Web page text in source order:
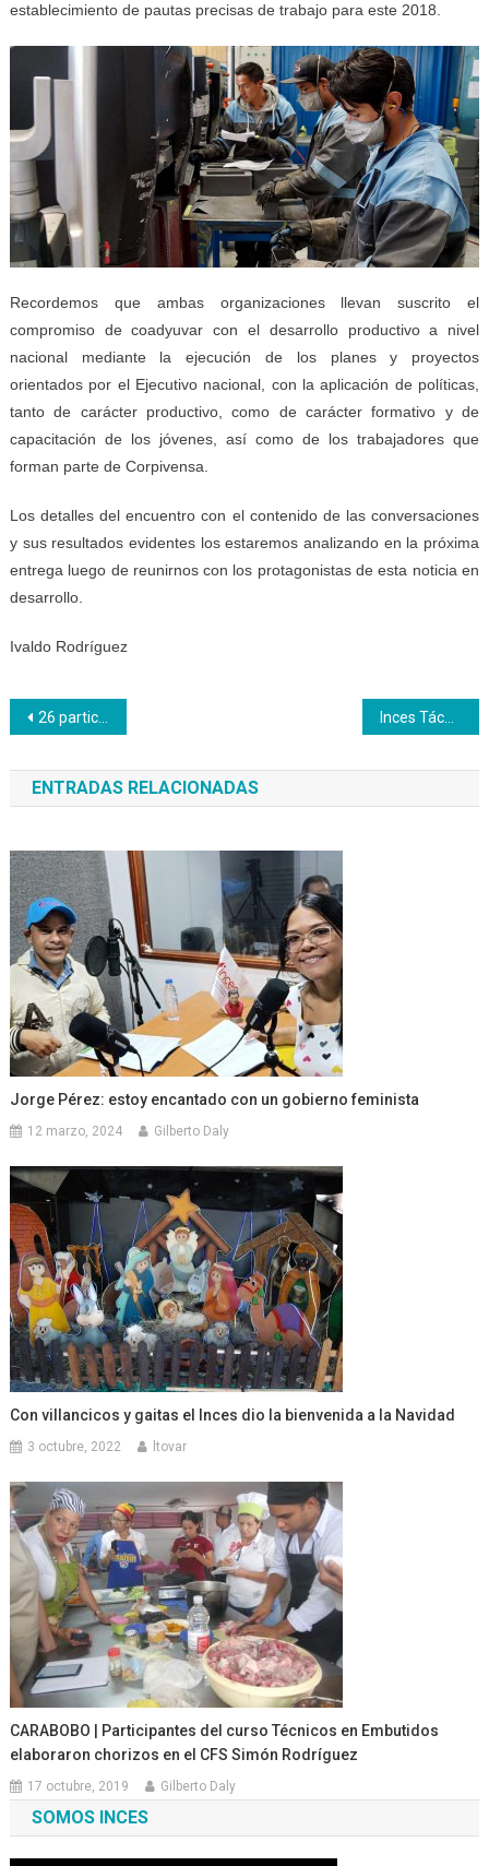
establecimiento de pautas precisas de trabajo para este 2018.
Recordemos que ambas organizaciones llevan suscrito el
compromiso de coadyuvar con el desarrollo productivo a nivel
nacional mediante la ejecución de los planes y proyectos
orientados por el Ejecutivo nacional, con la aplicación de políticas,
tanto de carácter productivo, como de carácter formativo y de
capacitación de los jóvenes, así como de los trabajadores que
forman parte de Corpivensa.
Los detalles del encuentro con el contenido de las conversaciones
y sus resultados evidentes los estaremos analizando en la próxima
entrega luego de reunirnos con los protagonistas de esta noticia en
desarrollo.
Ivaldo Rodríguez
Navegación
de
entradas
26 participantes culminan formación de Confección de Camisas y Ropa de Bebé Inces Táchira fortalece los comités de aprendizaje
ENTRADAS RELACIONADAS
Jorge Pérez: estoy encantado con un gobierno feminista
12 marzo, 2024 Gilberto Daly
Con villancicos y gaitas el Inces dio la bienvenida a la Navidad
3 octubre, 2022 ltovar
CARABOBO | Participantes del curso Técnicos en Embutidos
elaboraron chorizos en el CFS Simón Rodríguez
17 octubre, 2019 Gilberto Daly
SOMOS INCES